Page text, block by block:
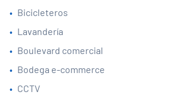
• Bicicleteros
• Lavandería
• Boulevard comercial
• Bodega e-commerce
• CCTV